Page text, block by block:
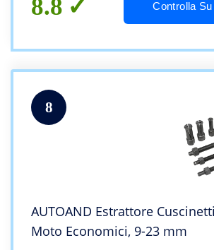
8.8 Controlla
8
AUTOAND Estrattore
Moto Economici, 9-23 mm